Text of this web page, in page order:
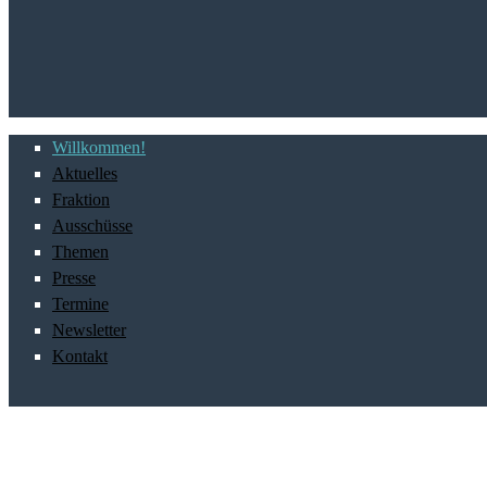
Willkommen!
Aktuelles
Fraktion
Ausschüsse
Themen
Presse
Termine
Newsletter
Kontakt